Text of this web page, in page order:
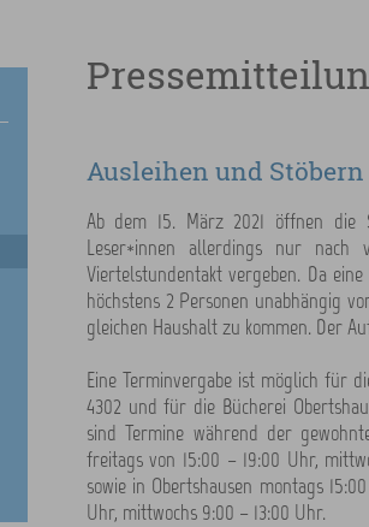
Ausleihen und
Ab dem 15. März 2021 öffnen die
Leser*innen allerdings nur nach
Viertelstundentakt vergeben. Da
höchstens 2 Personen unabhängig
gleichen Haushalt zu kommen. Der
Eine Terminvergabe ist möglich für
4302 und für die Bücherei
sind Termine während der
freitags von 15:00 – 19:00 Uhr,
sowie in Obertshausen montags
Uhr, mittwochs 9:00 – 13:00 Uhr.